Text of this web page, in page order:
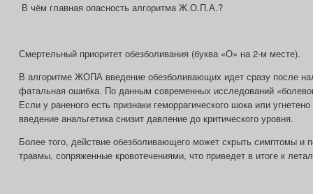
В чём главная опасность алгоритма Ж.О.П.А.?
Смертельный приоритет обезболивания (буква «О» на 2-м месте).
В алгоритме ЖОПА введение обезболивающих идет сразу после
фатальная ошибка. По данным современных исследований
Если у раненого есть признаки геморрагического шока или
введение анальгетика снизит давление до критического уровня.
Более того, действие обезболивающего может скрыть симптомы и
травмы, сопряженные кровотечениями, что приведет в итоге к